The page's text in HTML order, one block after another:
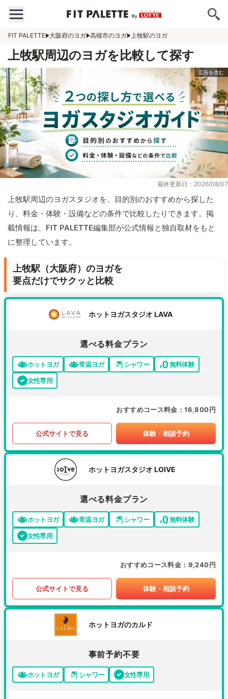
FIT PALETTE 大阪府のヨガ 高槻市のヨガ 上牧駅のヨガ
上牧駅周辺のヨガを比較して探す
最終更新日：2026/08/07
上牧駅周辺のヨガスタジオを、目的別のおすすめから探した
り、料金・体験・設備などの条件で比較したりできます。掲
載情報は、FIT PALETTE編集部が公式情報と独自取材をもと
に整理しています。
上牧駅（大阪府）のヨガを
要点だけでサクッと比較
ホットヨガスタジオ LAVA
選べる料金プラン
ホットヨガ 常温ヨガ シャワー
無料体験
女性専用
おすすめコース料金 16,800円
公式サイトで見る 体験・相談予約
ホットヨガスタジオ LOIVE
選べる料金プラン
ホットヨガ 常温ヨガ シャワー
無料体験
女性専用
おすすめコース料金 9,240円
公式サイトで見る 体験・相談予約
ホットヨガのカルド
事前予約不要
ホットヨガ シャワー 女性専用